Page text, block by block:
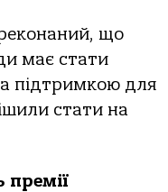
що
має стати
підтримкою для
стати на
премії